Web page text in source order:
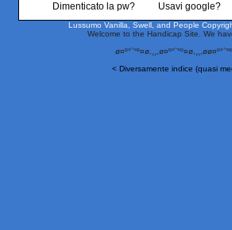
Dimenticato la pw? Usavi google?
Lussumo Vanilla, Swell, and People
Welcome to the Handicap Site. We
< Diversamente indice (quasi